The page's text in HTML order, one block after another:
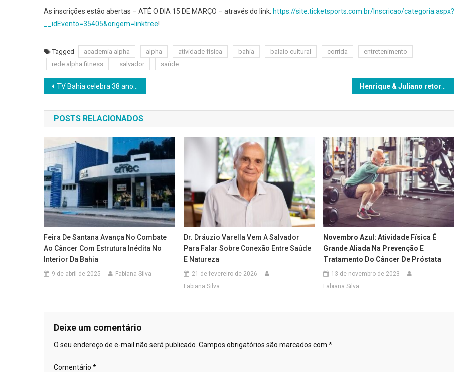
As inscrições estão abertas – ATÉ O DIA 15 DE MARÇO – através do link: https://site.ticketsports.com.br/Inscricao/categoria.aspx?
__idEvento=35405&origem=linktree!
Tagged academia alpha alpha atividade física bahia balaio cultural corrida
entretenimento
rede alpha fitness
salvador saúde
Navegação
de
Post
TV Bahia celebra 38 anos com atividade para telespectadores e colaboradores Henrique & Juliano retornam a Salvador para show especial no Modão
POSTS RELACIONADOS
Feira De Santana Avança No Combate
Ao Câncer Com Estrutura Inédita No
Interior Da Bahia
9 de abril de 2025 Fabiana Silva
Dr. Dráuzio Varella Vem A Salvador
Para Falar Sobre Conexão Entre Saúde
E Natureza
21 de fevereiro de 2026
Fabiana Silva
Novembro Azul: Atividade Física É
Grande Aliada Na Prevenção E
Tratamento Do Câncer De Próstata
13 de novembro de 2023
Fabiana Silva
Deixe um comentário
O seu endereço de e-mail não será publicado. Campos obrigatórios são marcados com *
Comentário *